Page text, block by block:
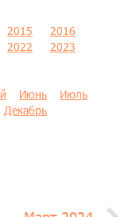
2015
2016
2022
2023
Июнь
Июль
Декабрь